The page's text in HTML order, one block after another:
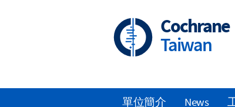
Cochrane
Taiwan
單位簡介 News